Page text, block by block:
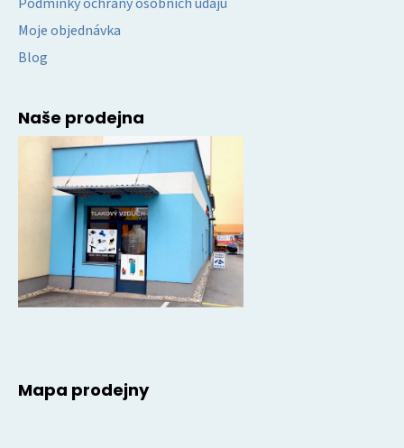
Moje objednávka
Blog
Naše prodejna
Mapa prodejny